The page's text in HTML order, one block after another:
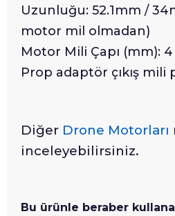
Uzunluğu: 52.1mm /
motor mil olmadan)
Motor Mili Çapı (mm): 4
Prop adaptör çıkış mili
Diğer Drone Motorları
inceleyebilirsiniz.
Bu ürünle beraber